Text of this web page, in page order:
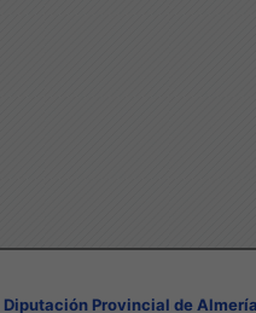
Diputación Provincial de